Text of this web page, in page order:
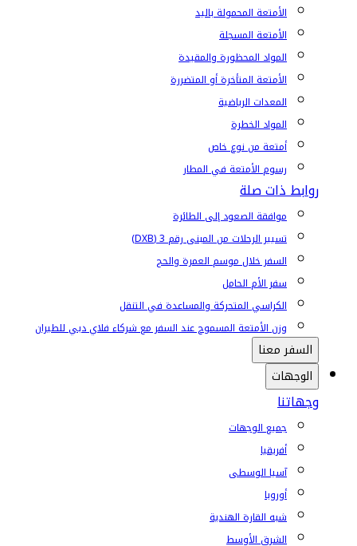
الأمتعة المحمولة باليد
الأمتعة المسجلة
المواد المحظورة والمقيدة
الأمتعة المتأخرة أو المتضررة
المعدات الرياضية
المواد الخطرة
أمتعة من نوع خاص
رسوم الأمتعة في المطار
روابط ذات صلة
موافقة الصعود إلى الطائرة
تسيير الرحلات من المبنى رقم 3 (DXB)
السفر خلال موسم العمرة والحج
سفر الأم الحامل
الكراسي المتحركة والمساعدة في التنقل
وزن الأمتعة المسموح عند السفر مع شركاء فلاي دبي للطيران
السفر معنا
الوجهات
وجهاتنا
جميع الوجهات
أفريقيا
آسيا الوسطى
أوروبا
شبه القارة الهندية
الشرق الأوسط